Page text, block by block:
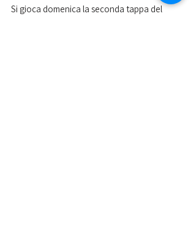
Si gioca domenica la seconda tappa del